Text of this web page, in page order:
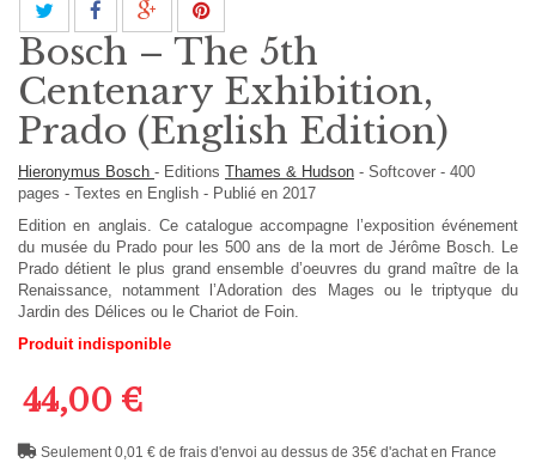
Bosch – The 5th
Centenary Exhibition,
Prado (English Edition)
Hieronymus Bosch - Editions Thames & Hudson - Softcover - 400
pages - Textes en English - Publié en 2017
Edition en anglais. Ce catalogue accompagne l’exposition événement
du musée du Prado pour les 500 ans de la mort de Jérôme Bosch. Le
Prado détient le plus grand ensemble d’oeuvres du grand maître de la
Renaissance, notamment l’Adoration des Mages ou le triptyque du
Jardin des Délices ou le Chariot de Foin.
Produit indisponible
44,00 €
Seulement 0,01 € de frais d'envoi au dessus de 35€ d'achat en France